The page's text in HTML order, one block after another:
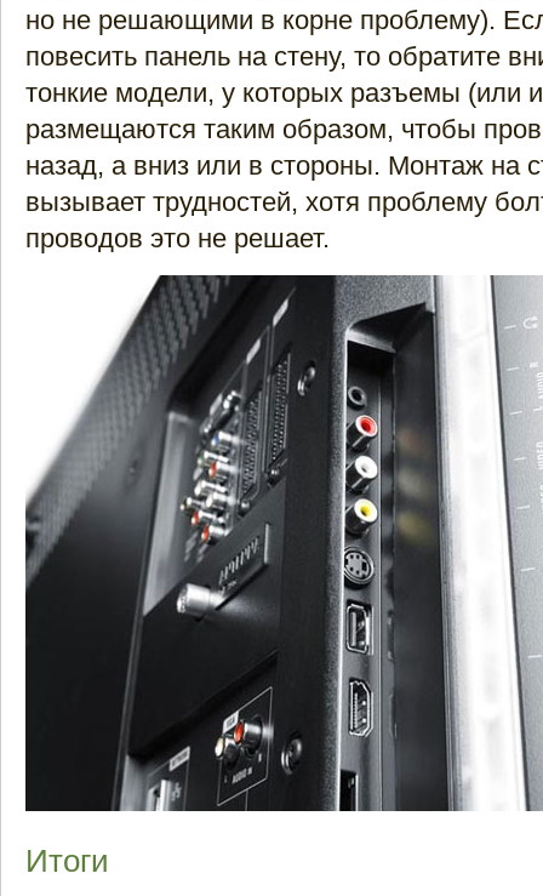
но не решающими в корне проблему).
повесить панель на стену, то обратите
тонкие модели, у которых разъемы (или
размещаются таким образом, чтобы
назад, а вниз или в стороны. Монтаж на
вызывает трудностей, хотя проблему
проводов это не решает.
Итоги